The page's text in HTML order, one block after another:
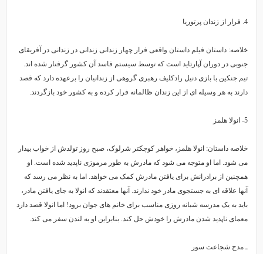
خلاصه: داستان فیلم داستان واقعی فرار چهار زندانی زندانی در زندانی در آفریقای
جنوبی در دوران آپارتاید است که توسط سیستم فاسد آن کشور گرفتار شده اند.
تیم جنکین با بازی دنیل رادکلیف رهبری گروهی از زندانیان را برعهده دارد که قصد
دارند به هر وسیله ای از این زندان ظالمانه فرار کرده و به کشور خود بازگردند.
خلاصه داستان: انولا هلمز، خواهر کوچکتر شرلوک، صبح روز تولدش از خواب بیدار
می شود. اما او متوجه می شود که مادرش به طور مرموزی ناپدید شده است. او
همچنین از برادرانش برای یافتن مادرش کمک می خواهد. اما به نظر می رسد که
آنها علاقه ای به جستجوی مادر خود ندارند. آنها معتقدند که انولا به جای یافتن مادر،
باید به یک مدرسه شبانه روزی مناسب برای خانم های جوان برود! اما انولا قصد دارد
معمای ناپدید شدن مادرش را خودش حل کند. بنابراین او به لندن سفر می کند.
ـ مدح شجاعت سور